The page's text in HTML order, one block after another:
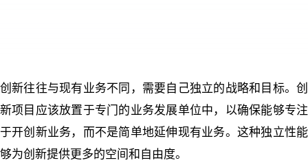
创新往往与现有业务不同，需要自己独立的战略和目标。创
新项目应该放置于专门的业务发展单位中，以确保能够专注
于开创新业务，而不是简单地延伸现有业务。这种独立性能
够为创新提供更多的空间和自由度。